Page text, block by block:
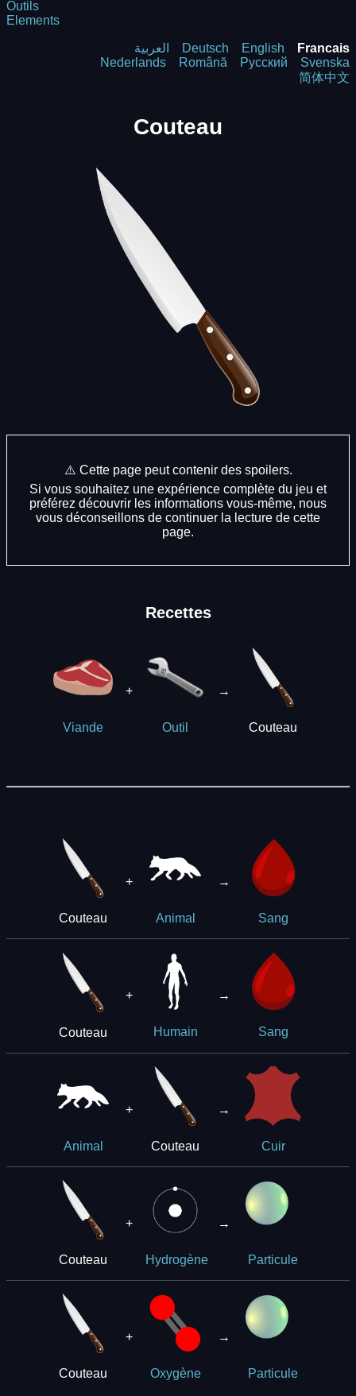
Outils
Elements
العربية Deutsch English
Francais
Nederlands
Română Русский
Svenska
简体中文
Couteau
⚠️ Cette page peut contenir des spoilers.
Si vous souhaitez une expérience complète du jeu et
préférez découvrir les informations vous-même, nous
vous déconseillons de continuer la lecture de cette
page.
Recettes
Viande
+
Outil
→
Couteau
Couteau
+
Animal
→
Sang
Couteau
+
Humain
→
Sang
Animal
+
Couteau
→
Cuir
Couteau
+
Hydrogène
→
Particule
Couteau
+
Oxygène
→
Particule